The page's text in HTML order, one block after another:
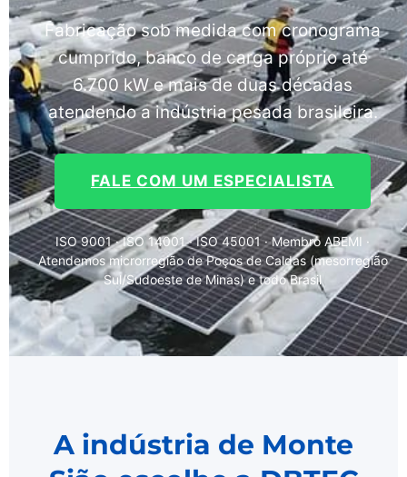
Fabricação sob medida com cronograma
cumprido, banco de carga próprio até
6.700 kW e mais de duas décadas
atendendo a indústria pesada brasileira.
FALE COM UM ESPECIALISTA
ISO 9001 · ISO 14001 · ISO 45001 · Membro ABEMI ·
Atendemos microrregião de Poços de Caldas (mesorregião
Sul/Sudoeste de Minas) e todo Brasil
A indústria de Monte